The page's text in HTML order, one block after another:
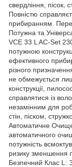
свердління, пісок,
Повністю
прибиранням.
Потужна та
VCE 33 L AC-Set
потужною
ефективного
різного
не обмежується
конструкції,
справлятися із
незамінним для
стін, піском,
Автоматичне
автоматичного
потужність
ризику зменшення
Безпечний Клас L: